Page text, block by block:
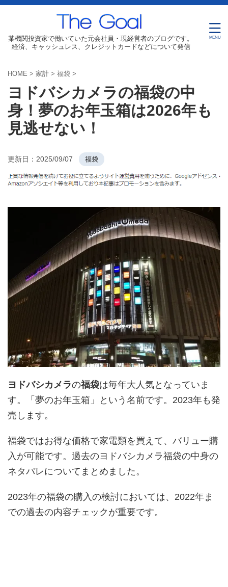
某機関投資家で働いていた元会社員・現経営者のブログです。
経済、キャッシュレス、クレジットカードなどについて発信
HOME > 家計 > 福袋 >
ヨドバシカメラの福袋の中
身！夢のお年玉箱は2026年も
見逃せない！
更新日： 2025/09/07 福袋
ヨドバシカメラの福袋は毎年大人気となっていま
す。「夢のお年玉箱」という名前です。2023年も発
売します。
福袋ではお得な価格で家電類を買えて、バリュー購
入が可能です。過去のヨドバシカメラ福袋の中身の
ネタバレについてまとめました。
2023年の福袋の購入の検討においては、2022年ま
での過去の内容チェックが重要です。